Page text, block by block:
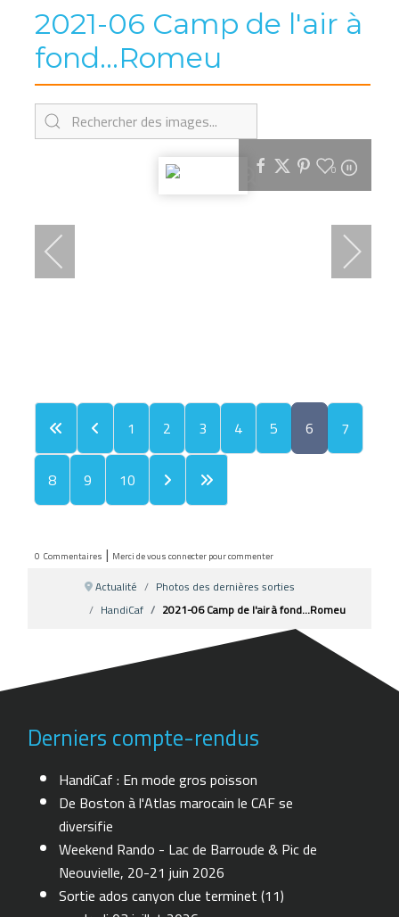
2021-06 Camp de l'air à
fond...Romeu
0
1 2 3 4 5 6
7
8
9 10
0 Commentaires | Merci de vous connecter pour commenter
Actualité
Photos des dernières sorties
HandiCaf
2021-06 Camp de l'air à fond...Romeu
Derniers compte-rendus
HandiCaf : En mode gros poisson
De Boston à l'Atlas marocain le CAF se
diversifie
Weekend Rando - Lac de Barroude & Pic de
Neouvielle, 20-21 juin 2026
Sortie ados canyon clue terminet (11)